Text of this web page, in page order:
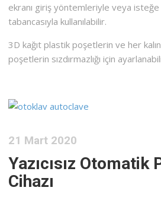
ekranı giriş yöntemleriyle veya isteğe
tabancasıyla kullanılabilir.
3D kağıt plastik poşetlerin ve her
poşetlerin sızdırmazlığı için
21 Mart 2020
Yazıcısız Otomatik
Cihazı